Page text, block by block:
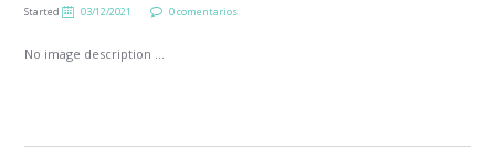
Started 03/12/2021 0 comentarios
No image description ...